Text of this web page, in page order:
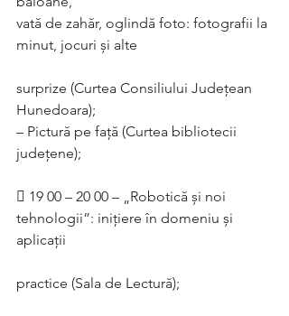
vată de zahăr, oglindă foto: fotografii la
minut, jocuri și alte
surprize (Curtea Consiliului Județean
Hunedoara);
– Pictură pe față (Curtea bibliotecii
județene);
 19 00 – 20 00 – „Robotică și noi
tehnologii”: inițiere în domeniu și
aplicații
practice (Sala de Lectură);